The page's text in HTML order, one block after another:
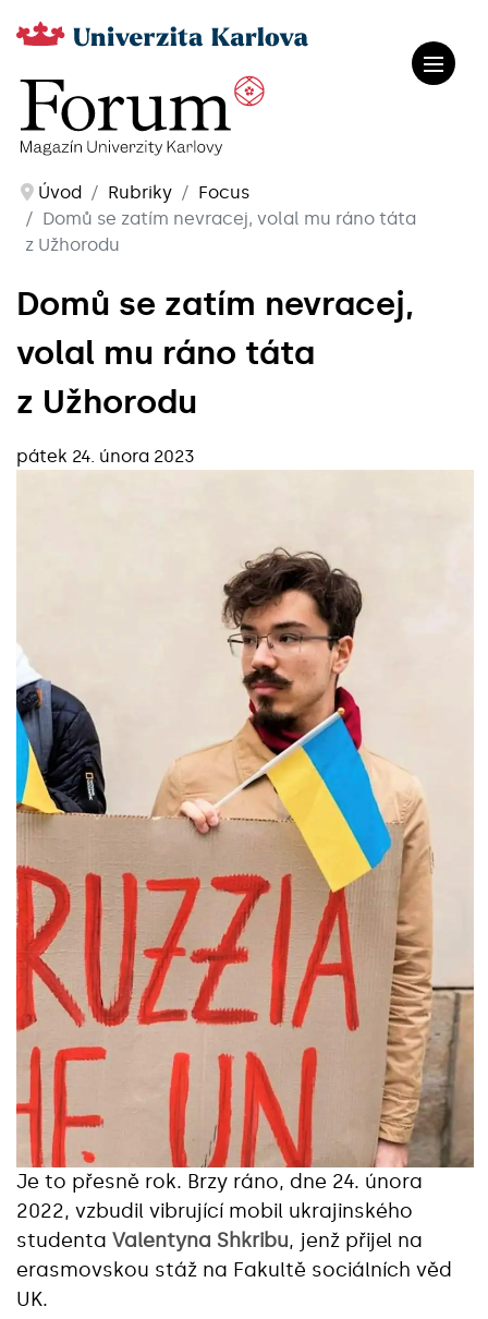
Úvod Rubriky
Focus
Domů se zatím nevracej, volal mu ráno táta
z Užhorodu
Domů se zatím nevracej,
volal mu ráno táta
z Užhorodu
pátek 24. února 2023
Je to přesně rok. Brzy ráno, dne 24. února
2022, vzbudil vibrující mobil ukrajinského
studenta Valentyna Shkribu, jenž přijel na
erasmovskou stáž na Fakultě sociálních věd
UK.